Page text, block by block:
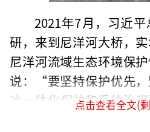
2021年7月，习近
研，来到尼洋河大桥，
尼洋河流域生态环境保
说：“要坚持保护优先
冰一体化保护和系统治
点击查看全文(